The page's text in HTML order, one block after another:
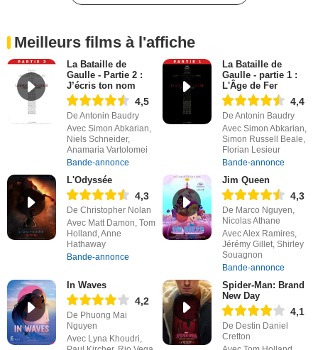
Meilleurs films à l'affiche
La Bataille de
Gaulle - Partie 2 :
J’écris ton nom
4,5
De Antonin Baudry
Avec Simon Abkarian,
Niels Schneider,
Anamaria Vartolomei
Bande-annonce
La Bataille de
Gaulle - partie 1 :
L'Âge de Fer
4,4
De Antonin Baudry
Avec Simon Abkarian,
Simon Russell Beale,
Florian Lesieur
Bande-annonce
L'Odyssée
4,3
De Christopher Nolan
Avec Matt Damon, Tom
Holland, Anne
Hathaway
Bande-annonce
Jim Queen
4,3
De Marco Nguyen,
Nicolas Athane
Avec Alex Ramires,
Jérémy Gillet, Shirley
Souagnon
Bande-annonce
In Waves
4,2
De Phuong Mai
Nguyen
Avec Lyna Khoudri,
Spider-Man: Brand
New Day
4,1
De Destin Daniel
Cretton